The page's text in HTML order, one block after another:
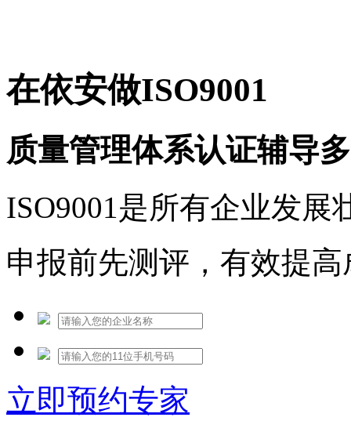
在依安做ISO9001
质量管理体系认证辅导
ISO9001是所有企业发展
申报前先测评，有效提
立即预约专家